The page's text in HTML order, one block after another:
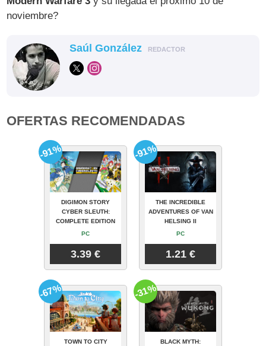
noviembre?
Saúl González REDACTOR
OFERTAS RECOMENDADAS
DIGIMON STORY
CYBER SLEUTH:
COMPLETE EDITION
PC
3.39 €
-91%
THE INCREDIBLE
ADVENTURES OF VAN
HELSING II
PC
1.21 €
-91%
TOWN TO CITY
-67%
BLACK MYTH:
-31%